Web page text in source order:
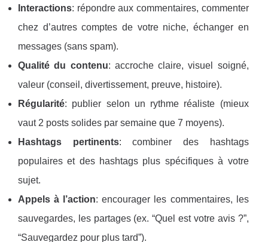
Interactions: répondre aux commentaires, commenter
chez d’autres comptes de votre niche, échanger en
messages (sans spam).
Qualité du contenu: accroche claire, visuel soigné,
valeur (conseil, divertissement, preuve, histoire).
Régularité: publier selon un rythme réaliste (mieux
vaut 2 posts solides par semaine que 7 moyens).
Hashtags pertinents: combiner des hashtags
populaires et des hashtags plus spécifiques à votre
sujet.
Appels à l’action: encourager les commentaires, les
sauvegardes, les partages (ex. “Quel est votre avis ?”,
“Sauvegardez pour plus tard”).